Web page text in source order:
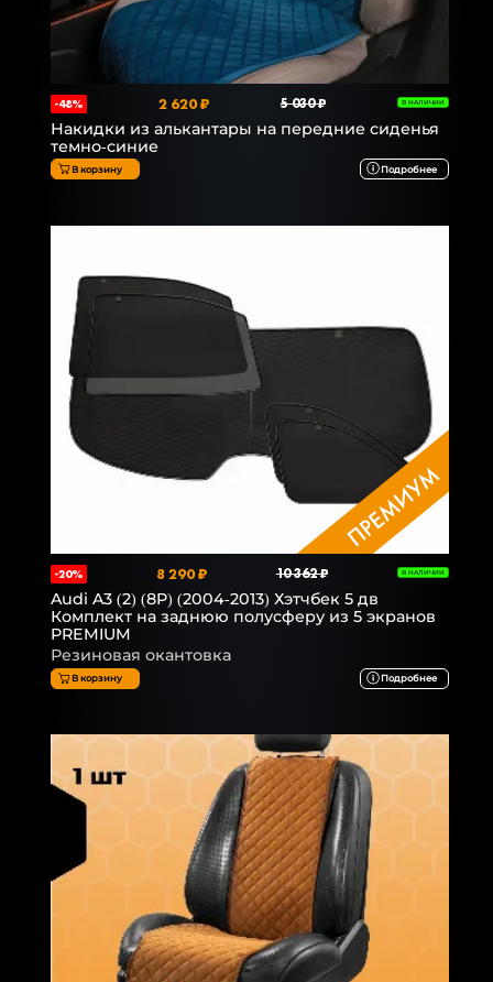
-48% 2 620 ₽ 5 030 ₽ В НАЛИЧИИ
Накидки из алькантары на передние сиденья
темно-синие
В корзину Подробнее
-20% 8 290 ₽ 10 362 ₽ В НАЛИЧИИ
Audi A3 (2) (8P) (2004-2013) Хэтчбек 5 дв
Комплект на заднюю полусферу из 5 экранов
PREMIUM
Резиновая окантовка
В корзину Подробнее